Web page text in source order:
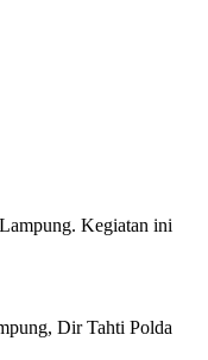
Kegiatan ini
Dir Tahti Polda